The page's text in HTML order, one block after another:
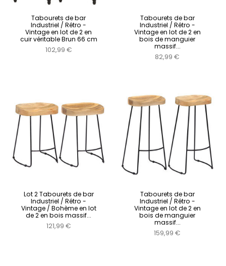
Tabourets de bar
Industriel / Rétro -
Vintage en lot de 2 en
cuir véritable Brun 66 cm
102,99 €
Tabourets de bar
Industriel / Rétro -
Vintage en lot de 2 en
bois de manguier
massif...
82,99 €
Lot 2 Tabourets de bar
Industriel / Rétro -
Vintage / Bohème en lot
de 2 en bois massif...
121,99 €
Tabourets de bar
Industriel / Rétro -
Vintage en lot de 2 en
bois de manguier
massif...
159,99 €